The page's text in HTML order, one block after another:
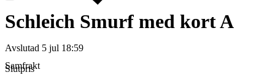
Schleich Smurf med kort A
Avslutad 5 jul 18:59
Slutpris
Samfrakt